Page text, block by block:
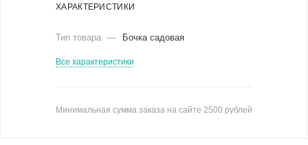
ХАРАКТЕРИСТИКИ
Тип товара — Бочка садовая
Все характеристики
Минимальная сумма заказа на сайте 2500 рублей